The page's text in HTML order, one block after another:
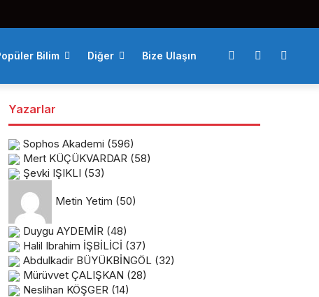
Bilim Diğer Bize Ulaşın
Yazarlar
Sophos Akademi (596)
Mert KÜÇÜKVARDAR (58)
Şevki IŞIKLI (53)
Metin Yetim (50)
Duygu AYDEMİR (48)
Halil Ibrahim İŞBİLİCİ (37)
Abdulkadir BÜYÜKBİNGÖL (32)
Mürüvvet ÇALIŞKAN (28)
Neslihan KÖŞGER (14)